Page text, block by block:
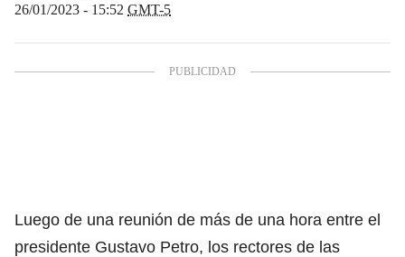
26/01/2023 - 15:52 GMT-5
Luego de una reunión de más de una hora entre el
presidente Gustavo Petro, los rectores de las